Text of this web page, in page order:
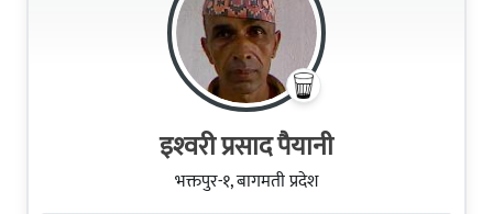
इश्‍वरी प्रसाद पैयानी
भक्तपुर-१, बागमती प्रदेश